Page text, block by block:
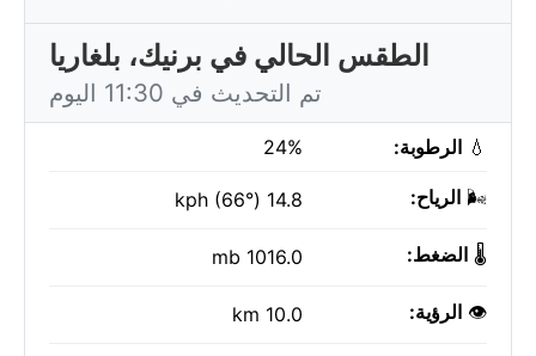
الطقس الحالي في برنيك، بلغاريا
تم التحديث في 11:30 اليوم
💧 الرطوبة: 24%
🌬️ الرياح: 14.8 kph (66°)
🌡️ الضغط: 1016.0 mb
👁️ الرؤية: 10.0 km